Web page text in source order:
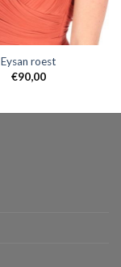
Eysan roest
€90,00